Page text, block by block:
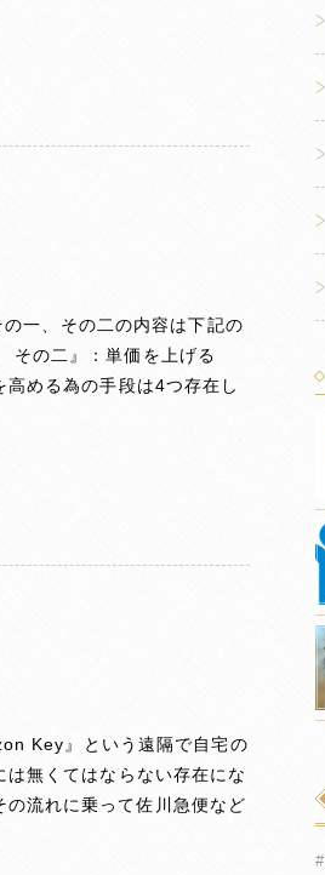
一、その二の内容は下記の
その二』：単価を上げる
める為の手段は4つ存在し
Key』という遠隔で自宅の
無くてはならない存在にな
流れに乗って佐川急便など